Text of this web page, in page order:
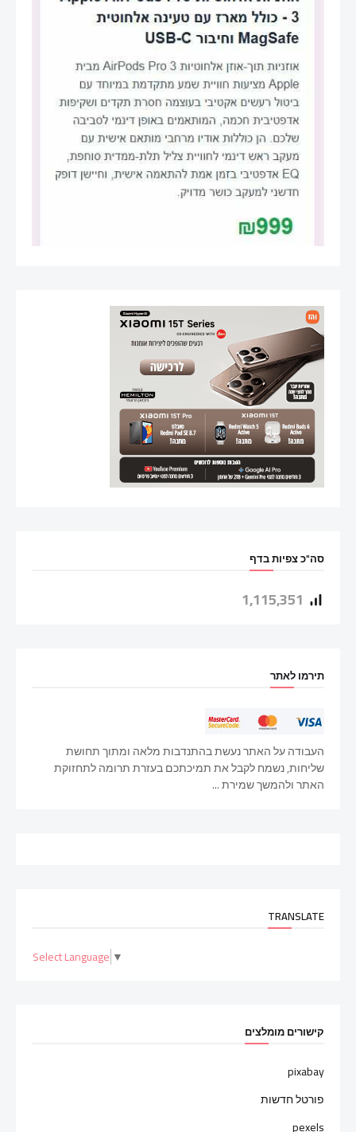
סה"כ צפיות בדף
1,115,351
תירמו לאתר
העבודה על האתר נעשת בהתנדבות מלאה ומתוך תחושת
שליחות, נשמח לקבל את תמיכתכם בעזרת תרומה לתחזוקת
האתר ולהמשך שמירת ...
TRANSLATE
Select Language ▼
קישורים מומלצים
pixabay
פורטל חדשות
pexels